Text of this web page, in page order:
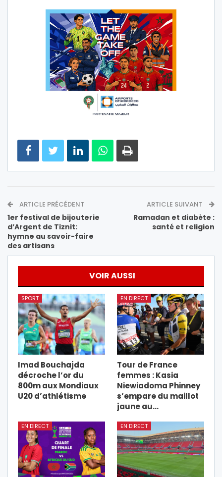
ARTICLE PRÉCÉDENT
1er festival de bijouterie
d’Argent de Tiznit:
hymne au savoir-faire
des artisans
ARTICLE SUIVANT
Ramadan et diabète :
santé et religion
VOIR AUSSI
SPORT
Imad Bouchajda
décroche l’or du
800m aux Mondiaux
U20 d’athlétisme
EN DIRECT
Tour de France
femmes : Kasia
Niewiadoma Phinney
s’empare du maillot
jaune au…
EN DIRECT EN DIRECT